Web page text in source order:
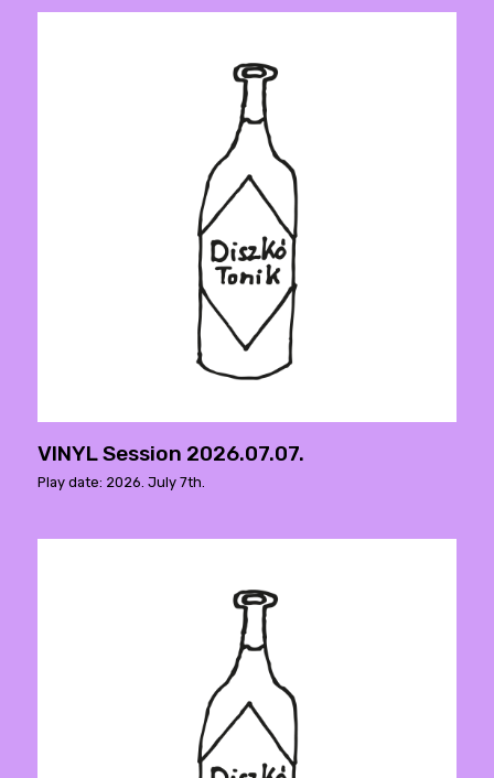
VINYL Session 2026.07.07.
Play date: 2026. July 7th.